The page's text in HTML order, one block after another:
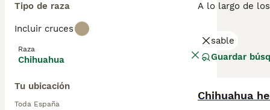
Tipo de raza
Incluir cruces
Raza
Chihuahua
Tu ubicación
Toda España
A lo largo de
están llenos
valientes y
Lee nuestra
sable
Guardar
Chihuahua